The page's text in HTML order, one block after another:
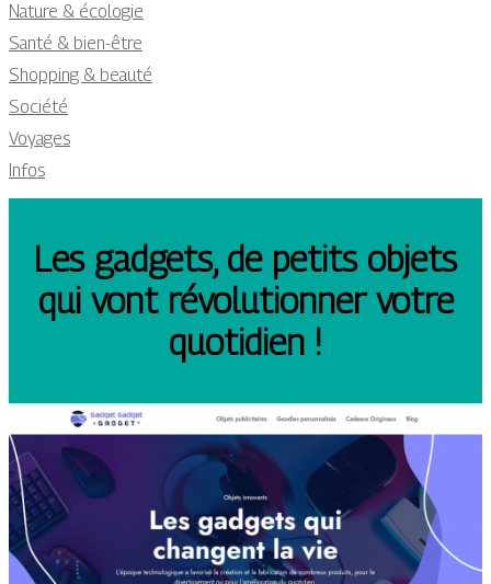
Nature & écologie
Santé & bien-être
Shopping & beauté
Société
Voyages
Infos
Les gadgets, de petits objets
qui vont révolutionner votre
quotidien !